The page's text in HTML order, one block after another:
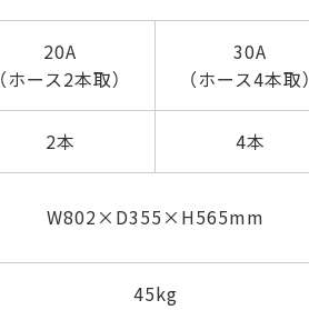
20A
（ホース2本取）
30A
（ホース4本取）
2本 4本
W802×D355×H565mm
45kg